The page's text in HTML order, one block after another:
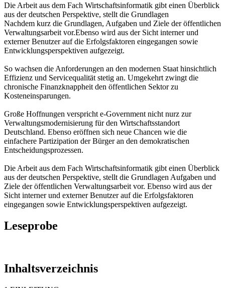
Die Arbeit aus dem Fach Wirtschaftsinformatik gibt einen Überblick
aus der deutschen Perspektive, stellt die Grundlagen
Nachdem kurz die Grundlagen, Aufgaben und Ziele der öffentlichen
Verwaltungsarbeit vor.Ebenso wird aus der Sicht interner und
externer Benutzer auf die Erfolgsfaktoren eingegangen sowie
Entwicklungsperspektiven aufgezeigt.
So wachsen die Anforderungen an den modernen Staat hinsichtlich
Effizienz und Servicequalität stetig an. Umgekehrt zwingt die
chronische Finanzknappheit den öffentlichen Sektor zu
Kosteneinsparungen.
Große Hoffnungen verspricht e-Government nicht nurz zur
Verwaltungsmodernisierung für den Wirtschaftsstandort
Deutschland. Ebenso eröffnen sich neue Chancen wie die
einfachere Partizipation der Bürger an den demokratischen
Entscheidungsprozessen.
Die Arbeit aus dem Fach Wirtschaftsinformatik gibt einen Überblick
aus der deutschen Perspektive, stellt die Grundlagen Aufgaben und
Ziele der öffentlichen Verwaltungsarbeit vor. Ebenso wird aus der
Sicht interner und externer Benutzer auf die Erfolgsfaktoren
eingegangen sowie Entwicklungsperspektiven aufgezeigt.
Leseprobe
Inhaltsverzeichnis